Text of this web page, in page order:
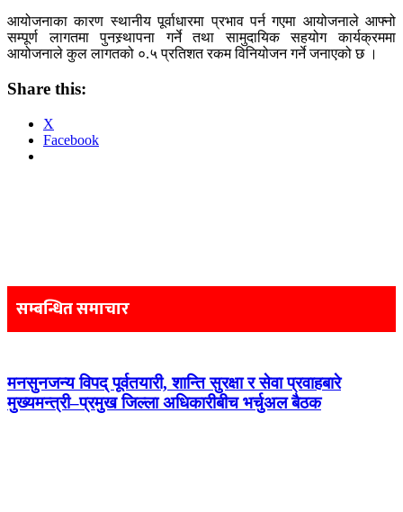
आयोजनाका कारण स्थानीय पूर्वाधारमा प्रभाव पर्न गएमा आयोजनाले आफ्नो
सम्पूर्ण लागतमा पुनस्र्थापना गर्ने तथा सामुदायिक सहयोग कार्यक्रममा
आयोजनाले कुल लागतको ०.५ प्रतिशत रकम विनियोजन गर्ने जनाएको छ ।
Share this:
X
Facebook
navigation
सम्बन्धित समाचार
मनसुनजन्य विपद् पूर्वतयारी, शान्ति सुरक्षा र सेवा प्रवाहबारे
मुख्यमन्त्री–प्रमुख जिल्ला अधिकारीबीच भर्चुअल बैठक